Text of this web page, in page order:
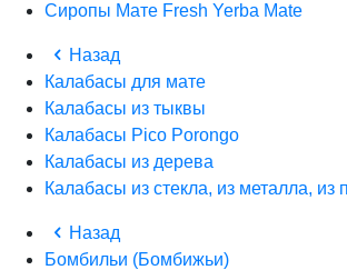
Сиропы Мате Fresh Yerba Mate
Назад
Калабасы для мате
Калабасы из тыквы
Калабасы Pico Porongo
Калабасы из дерева
Калабасы из стекла, из металла, из
Назад
Бомбильи (Бомбижьи)